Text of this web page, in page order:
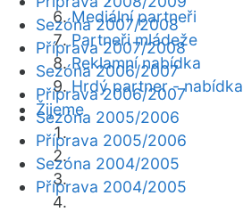
Mediální partneři
Partneři mládeže
Reklamní nabídka
Hrdý partner - nabídka
Žijeme
Sezóna 2007/2008
Příprava 2007/2008
Sezóna 2006/2007
Příprava 2006/2007
Sezóna 2005/2006
Příprava 2005/2006
Sezóna 2004/2005
Příprava 2004/2005